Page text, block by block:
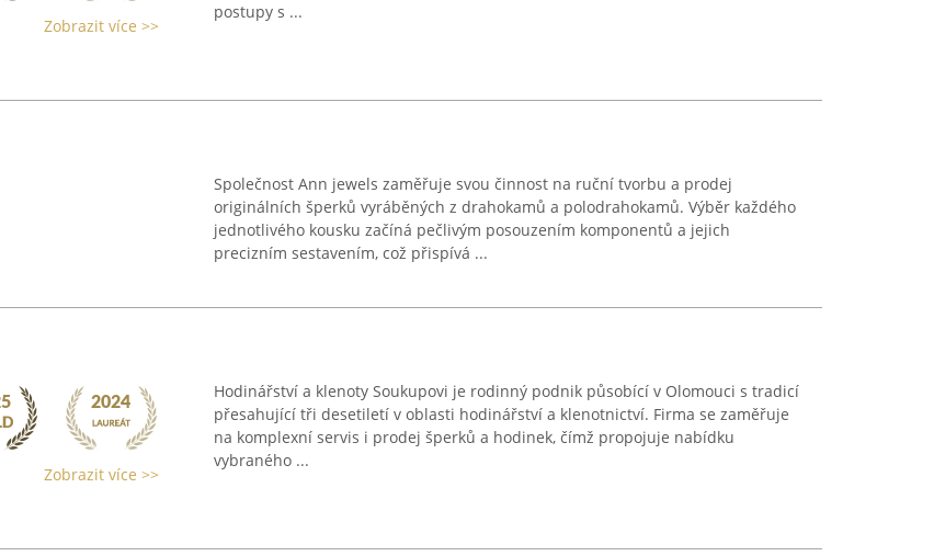
Zobrazit více >>
postupy s ...
Společnost Ann jewels zaměřuje svou činnost na ruční tvorbu a prodej
originálních šperků vyráběných z drahokamů a polodrahokamů. Výběr každého
jednotlivého kousku začíná pečlivým posouzením komponentů a jejich
precizním sestavením, což přispívá ...
Zobrazit více >>
Hodinářství a klenoty Soukupovi je rodinný podnik působící v Olomouci s tradicí
přesahující tři desetiletí v oblasti hodinářství a klenotnictví. Firma se zaměřuje
na komplexní servis i prodej šperků a hodinek, čímž propojuje nabídku
vybraného ...